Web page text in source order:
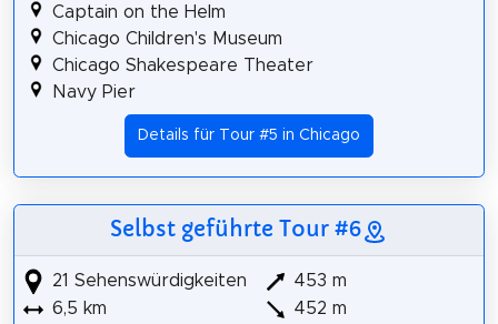
Captain on the Helm
Chicago Children's Museum
Chicago Shakespeare Theater
Navy Pier
Details für Tour #5 in Chicago
Selbst geführte Tour #6
21 Sehenswürdigkeiten
6,5 km
453 m
452 m